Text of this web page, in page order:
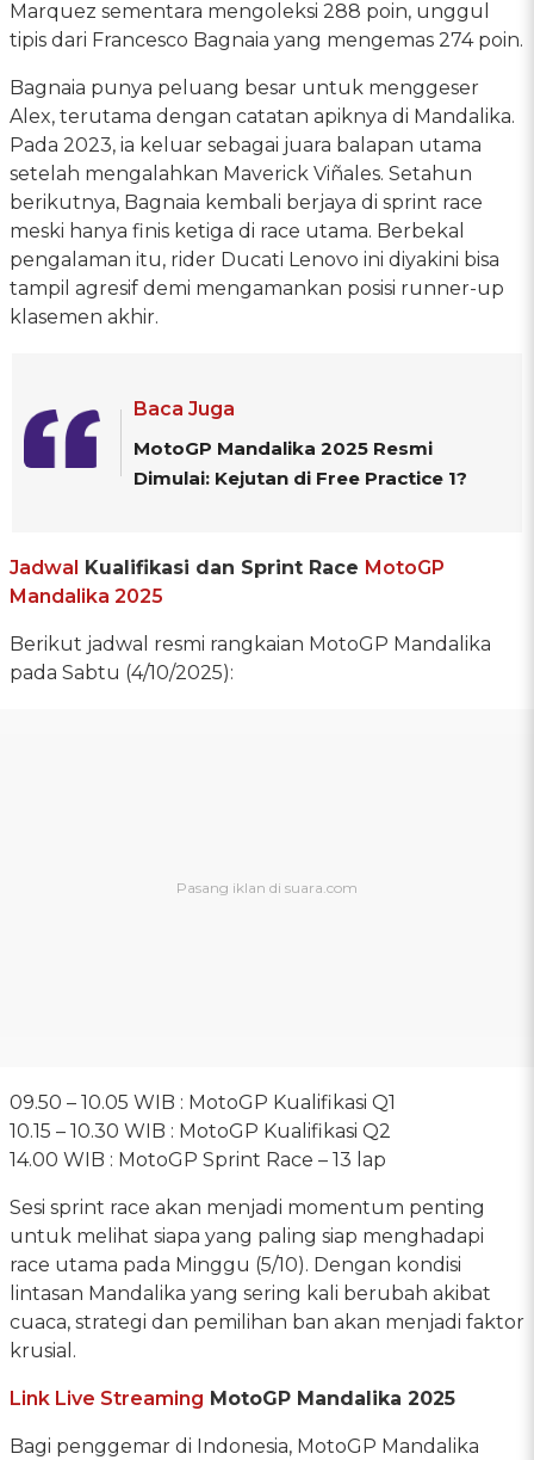
Marquez sementara mengoleksi 288 poin, unggul
tipis dari Francesco Bagnaia yang mengemas 274 poin.
Bagnaia punya peluang besar untuk menggeser
Alex, terutama dengan catatan apiknya di Mandalika.
Pada 2023, ia keluar sebagai juara balapan utama
setelah mengalahkan Maverick Viñales. Setahun
berikutnya, Bagnaia kembali berjaya di sprint race
meski hanya finis ketiga di race utama. Berbekal
pengalaman itu, rider Ducati Lenovo ini diyakini bisa
tampil agresif demi mengamankan posisi runner-up
klasemen akhir.
Baca Juga
MotoGP Mandalika 2025 Resmi
Dimulai: Kejutan di Free Practice 1?
Jadwal Kualifikasi dan Sprint Race MotoGP
Mandalika 2025
Berikut jadwal resmi rangkaian MotoGP Mandalika
pada Sabtu (4/10/2025):
09.50 – 10.05 WIB : MotoGP Kualifikasi Q1
10.15 – 10.30 WIB : MotoGP Kualifikasi Q2
14.00 WIB : MotoGP Sprint Race – 13 lap
Sesi sprint race akan menjadi momentum penting
untuk melihat siapa yang paling siap menghadapi
race utama pada Minggu (5/10). Dengan kondisi
lintasan Mandalika yang sering kali berubah akibat
cuaca, strategi dan pemilihan ban akan menjadi faktor
krusial.
Link Live Streaming MotoGP Mandalika 2025
Bagi penggemar di Indonesia, MotoGP Mandalika